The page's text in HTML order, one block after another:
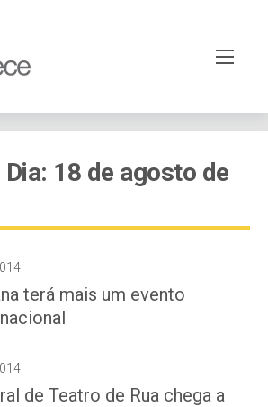
Dia: 18 de agosto de
terá mais um evento
de Teatro de Rua chega a